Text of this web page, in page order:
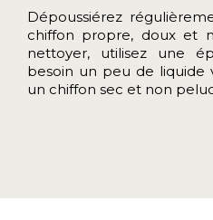
Dépoussiérez
chiffon propre, doux et
nettoyer, utilisez une
besoin un peu de liquide
un chiffon sec et non